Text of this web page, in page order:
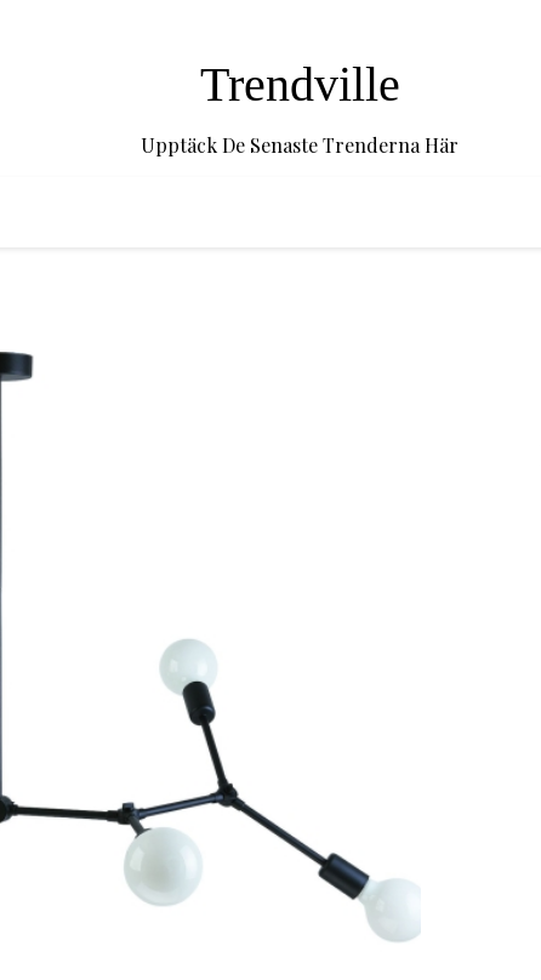
Trendville
Upptäck De Senaste Trenderna Här